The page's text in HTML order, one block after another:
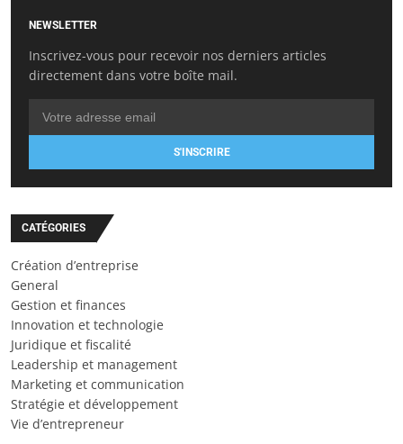
NEWSLETTER
Inscrivez-vous pour recevoir nos derniers articles
directement dans votre boîte mail.
S'INSCRIRE
CATÉGORIES
Création d’entreprise
General
Gestion et finances
Innovation et technologie
Juridique et fiscalité
Leadership et management
Marketing et communication
Stratégie et développement
Vie d’entrepreneur